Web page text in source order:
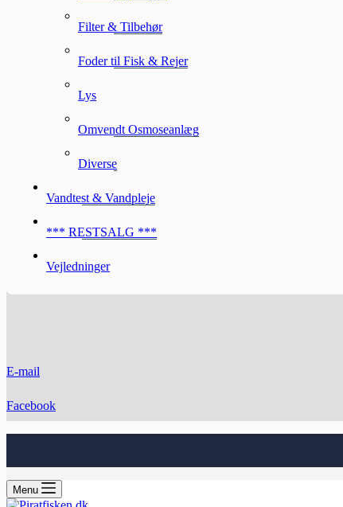
Filter & Tilbehør
Foder til Fisk & Rejer
Lys
Omvendt Osmoseanlæg
Diverse
Vandtest & Vandpleje
*** RESTSALG ***
Vejledninger
E-mail
Facebook
Menu